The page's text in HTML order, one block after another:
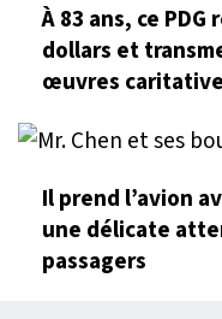
À 83 ans, ce
dollars et
œuvres
Il prend l’avion
une délicate
passagers